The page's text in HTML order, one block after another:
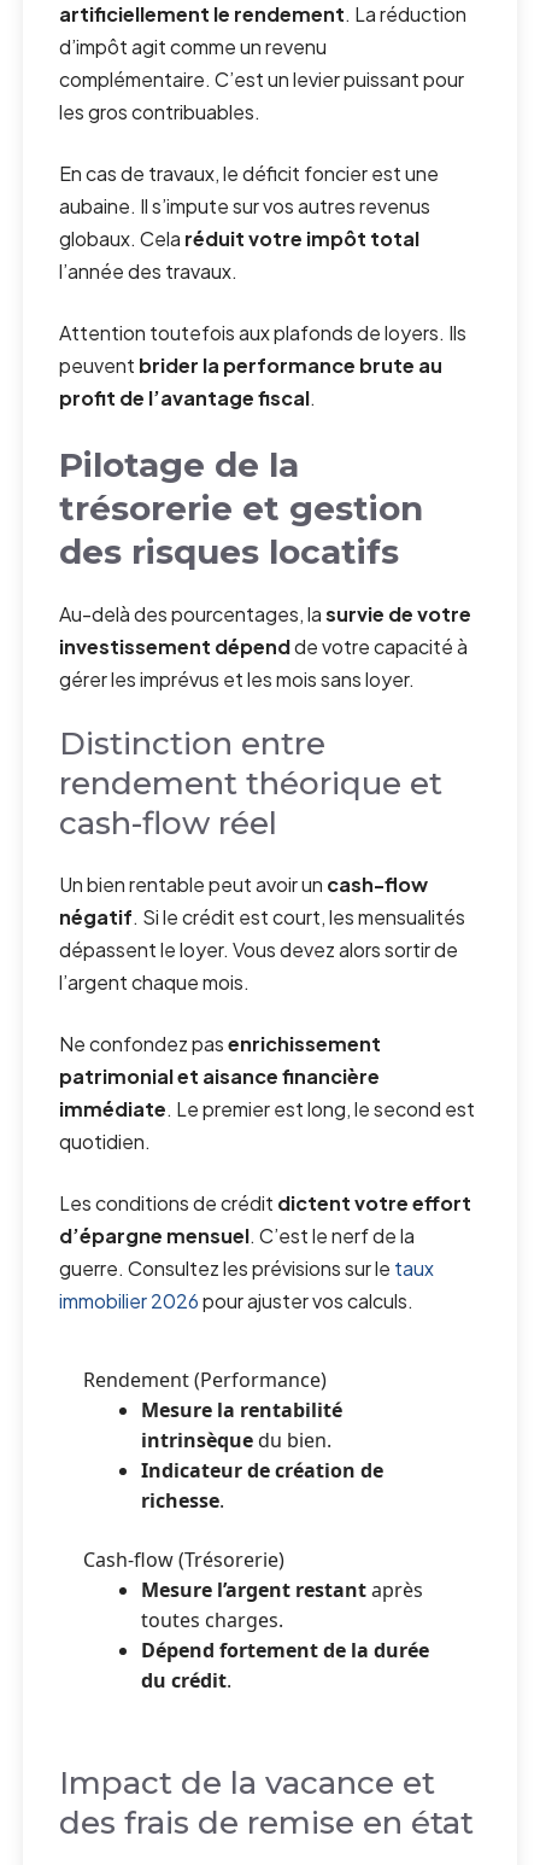
artificiellement le rendement. La réduction
d’impôt agit comme un revenu
complémentaire. C’est un levier puissant pour
les gros contribuables.
En cas de travaux, le déficit foncier est une
aubaine. Il s’impute sur vos autres revenus
globaux. Cela réduit votre impôt total
l’année des travaux.
Attention toutefois aux plafonds de loyers. Ils
peuvent brider la performance brute au
profit de l’avantage fiscal.
Pilotage de la
trésorerie et gestion
des risques locatifs
Au-delà des pourcentages, lasurvie de votre
investissement dépendde votre capacité à
gérer les imprévus et les mois sans loyer.
Distinction entre
rendement théorique et
cash-flow réel
Un bien rentable peut avoir un cash-flow
négatif. Si le crédit est court, les mensualités
dépassent le loyer. Vous devez alors sortir de
l’argent chaque mois.
Ne confondez pasenrichissement
patrimonial et aisance financière
immédiate. Le premier est long, le second est
quotidien.
Les conditions de crédit dictent votre effort
d’épargne mensuel. C’est le nerf de la
guerre. Consultez les prévisions sur le taux
immobilier 2026pour ajuster vos calculs.
Rendement (Performance)
Mesure la rentabilité
intrinsèquedu bien.
Indicateur de création de
richesse.
Cash-flow (Trésorerie)
Mesure l’argent restantaprès
toutes charges.
Dépend fortement de la durée
du crédit.
Impact de la vacance et
des frais de remise en état